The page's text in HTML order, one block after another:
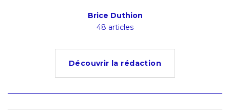
Brice Duthion
48 articles
Découvrir la rédaction